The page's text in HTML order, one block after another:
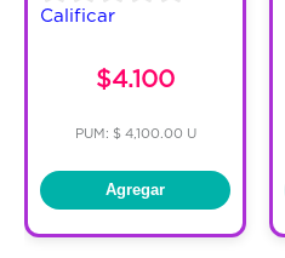
Calificar
$4.100
PUM: $ 4,100.00 U
Agregar